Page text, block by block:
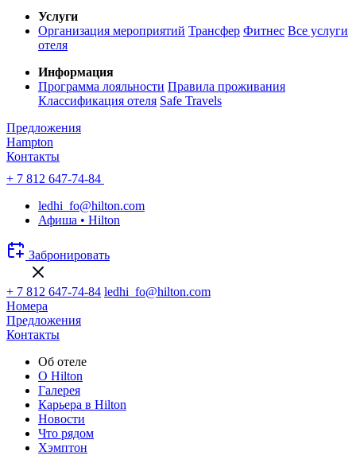
Услуги
Организация мероприятий Трансфер Фитнес Все услуги
отеля
Информация
Программа лояльности Правила проживания
Классификация отеля Safe Travels
Предложения
Hampton
Контакты
+ 7 812 647-74-84
ledhi_fo@hilton.com
Афиша • Hilton
Забронировать
+ 7 812 647-74-84 ledhi_fo@hilton.com
Номера
Предложения
Контакты
Об отеле
О Hilton
Галерея
Карьера в Hilton
Новости
Что рядом
Хэмптон